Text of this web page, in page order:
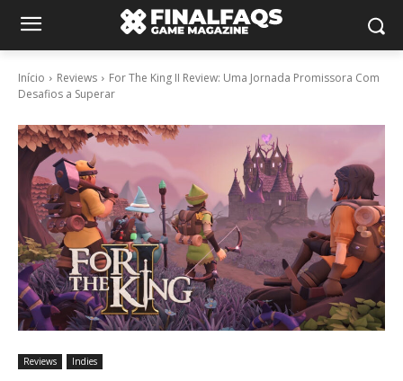
Início Reviews
For The King II Review: Uma Jornada Promissora Com
Desafios a Superar
Reviews Indies